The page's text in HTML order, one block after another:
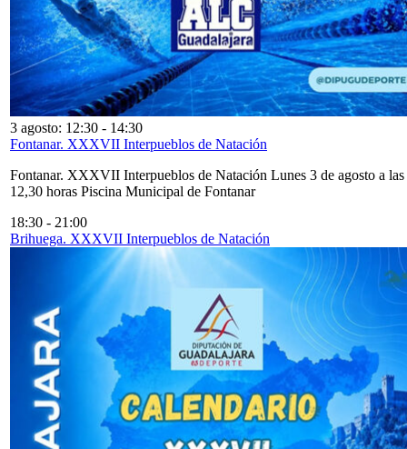
3 agosto: 12:30 - 14:30
Fontanar. XXXVII Interpueblos de Natación
Fontanar. XXXVII Interpueblos de Natación Lunes 3 de agosto a las
12,30 horas Piscina Municipal de Fontanar
18:30 - 21:00
Brihuega. XXXVII Interpueblos de Natación